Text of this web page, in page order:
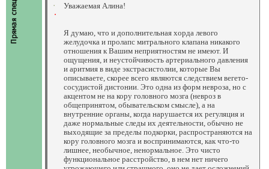
Уважаемая Алина!
Я думаю, что и дополнительная хорда левого
желудочка и пролапс митрального клапана никакого
отношения к Вашим неприятностям не имеют. И
ощущения, и неустойчивость артериального давления
и аритмия в виде экстрасистолии, которые Вы
описываете, скорее всего являются следствием вегето-
сосудистой дистонии. Это одна из форм невроза, но с
акцентом не на кору головного мозга (невроз в
общепринятом, обывательском смысле), а на
внутренние органы, когда нарушается их регуляция и
даже нормальные следы их деятельности, обычно не
выходящие за пределы подкорки, распространяются на
кору головного мозга и воспринимаются, как что-то
лишнее, необычное, ненормальное. Это чисто
функциональное расстройство, в нем нет ничего